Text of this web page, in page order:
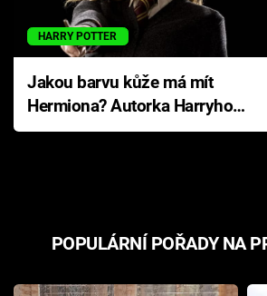
HARRY POTTER
Jakou barvu kůže má mít
Hermiona? Autorka Harryho
Pottera přišla s ráznou
POPULÁRNÍ POŘADY NA